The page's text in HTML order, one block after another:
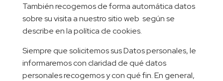
También recogemos de forma automática datos
sobre su visita a nuestro sitio web según se
describe en la política de cookies.
Siempre que solicitemos sus Datos personales, le
informaremos con claridad de qué datos
personales recogemos y con qué fin. En general,